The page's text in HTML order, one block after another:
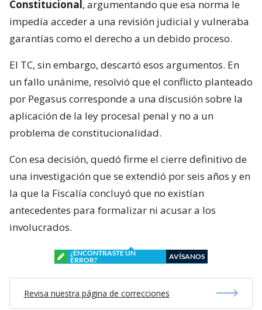
Constitucional , argumentando que esa norma le
impedía acceder a una revisión judicial y vulneraba
garantías como el derecho a un debido proceso.
El TC, sin embargo, descartó esos argumentos. En
un fallo unánime, resolvió que el conflicto planteado
por Pegasus corresponde a una discusión sobre la
aplicación de la ley procesal penal y no a un
problema de constitucionalidad.
Con esa decisión, quedó firme el cierre definitivo de
una investigación que se extendió por seis años y en
la que la Fiscalía concluyó que no existían
antecedentes para formalizar ni acusar a los
involucrados.
¿ENCONTRASTE UN
ERROR?
AVÍSANOS
Revisa nuestra página de correcciones